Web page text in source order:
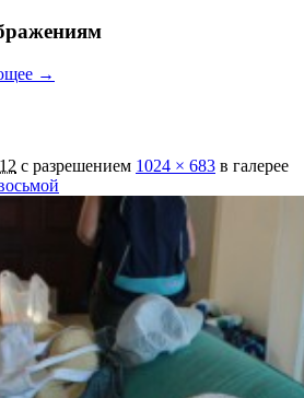
→
с разрешением 1024 × 683 в галерее